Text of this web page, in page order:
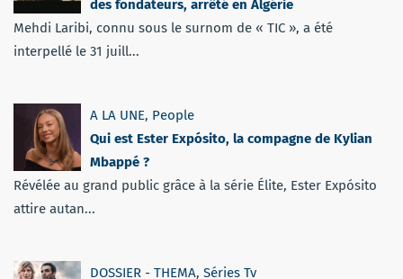
des fondateurs, arrêté en Algérie
Mehdi Laribi, connu sous le surnom de « TIC », a été
interpellé le 31 juill...
A LA UNE, People
Qui est Ester Expósito, la compagne de Kylian
Mbappé ?
Révélée au grand public grâce à la série Élite, Ester Expósito
attire autan...
DOSSIER - THEMA, Séries Tv